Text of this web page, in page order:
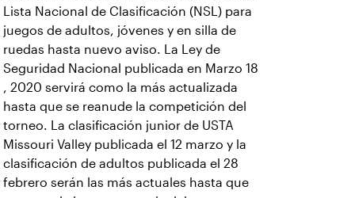
Lista Nacional de Clasificación (NSL) para
juegos de adultos, jóvenes y en silla de
ruedas hasta nuevo aviso. La Ley de
Seguridad Nacional publicada en Marzo 18
, 2020 servirá como la más actualizada
hasta que se reanude la competición del
torneo. La clasificación junior de USTA
Missouri Valley publicada el 12 marzo y la
clasificación de adultos publicada el 28
febrero serán las más actuales hasta que